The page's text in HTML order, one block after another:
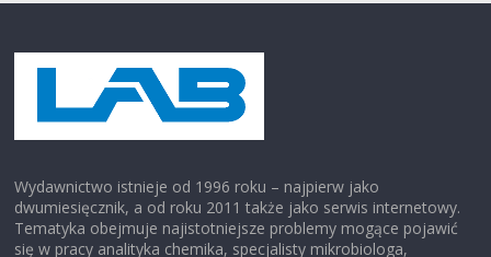
Wydawnictwo istnieje od 1996 roku – najpierw jako
dwumiesięcznik, a od roku 2011 także jako serwis internetowy.
Tematyka obejmuje najistotniejsze problemy mogące pojawić
się w pracy analityka chemika, specjalisty mikrobiologa,